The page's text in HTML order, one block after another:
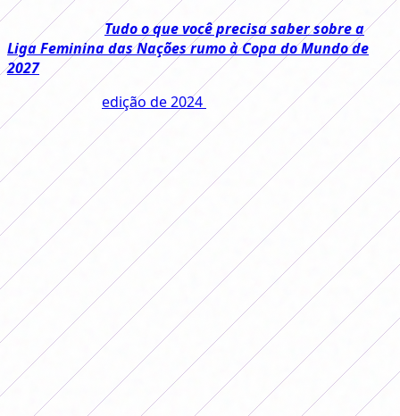
Leia também:Tudo o que você precisa saber sobre a
Liga Feminina das Nações rumo à Copa do Mundo de
2027
De 2019 até a edição de 2024
o prêmio para os
campeões aumentou 1.181%: na edição realizada em
Buenos Aires eles foram distribuídos US$ 3.650.000
entre as equipes participantes.
Desse valor, o campeão levou para casa dois milhões de
dólares. Por sua vez, o Deportivo Cali, vice-campeão,
recebeu US$ 600 mil e a Ferroviária, terceiro, US$ 250
mil.